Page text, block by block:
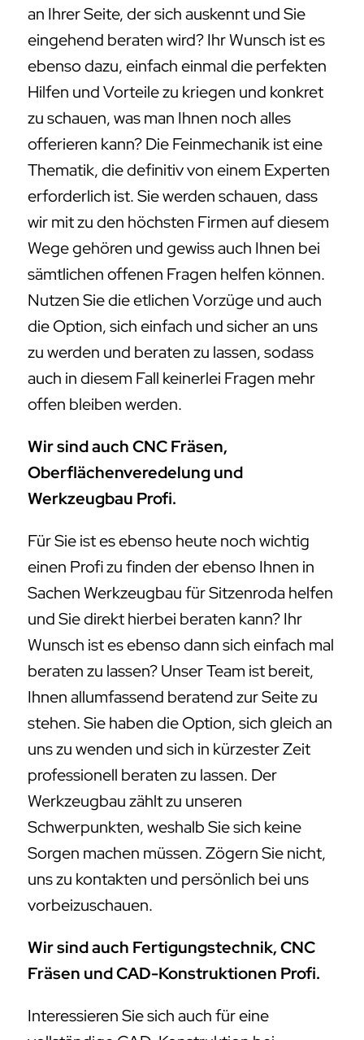
an Ihrer Seite, der sich auskennt und Sie
eingehend beraten wird? Ihr Wunsch ist es
ebenso dazu, einfach einmal die perfekten
Hilfen und Vorteile zu kriegen und konkret
zu schauen, was man Ihnen noch alles
offerieren kann? Die Feinmechanik ist eine
Thematik, die definitiv von einem Experten
erforderlich ist. Sie werden schauen, dass
wir mit zu den höchsten Firmen auf diesem
Wege gehören und gewiss auch Ihnen bei
sämtlichen offenen Fragen helfen können.
Nutzen Sie die etlichen Vorzüge und auch
die Option, sich einfach und sicher an uns
zu werden und beraten zu lassen, sodass
auch in diesem Fall keinerlei Fragen mehr
offen bleiben werden.
Wir sind auch CNC Fräsen,
Oberflächenveredelung und
Werkzeugbau Profi.
Für Sie ist es ebenso heute noch wichtig
einen Profi zu finden der ebenso Ihnen in
Sachen Werkzeugbau für Sitzenroda helfen
und Sie direkt hierbei beraten kann? Ihr
Wunsch ist es ebenso dann sich einfach mal
beraten zu lassen? Unser Team ist bereit,
Ihnen allumfassend beratend zur Seite zu
stehen. Sie haben die Option, sich gleich an
uns zu wenden und sich in kürzester Zeit
professionell beraten zu lassen. Der
Werkzeugbau zählt zu unseren
Schwerpunkten, weshalb Sie sich keine
Sorgen machen müssen. Zögern Sie nicht,
uns zu kontakten und persönlich bei uns
vorbeizuschauen.
Wir sind auch Fertigungstechnik, CNC
Fräsen und CAD-Konstruktionen Profi.
Interessieren Sie sich auch für eine